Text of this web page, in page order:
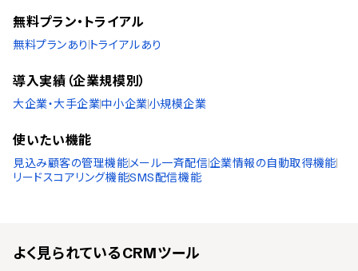
無料プラン・トライアル
無料プランあり トライアルあり
導入実績（企業規模別）
大企業・大手企業中小企業小規模企業
使いたい機能
見込み顧客の管理機能メール一斉配信企業情報の自動取得機能
リードスコアリング機能SMS配信機能
よく見られているCRMツール